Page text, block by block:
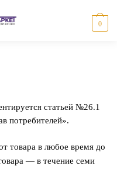
0
статьей №26.1
потребителей».
товара в любое время до
— в течение семи